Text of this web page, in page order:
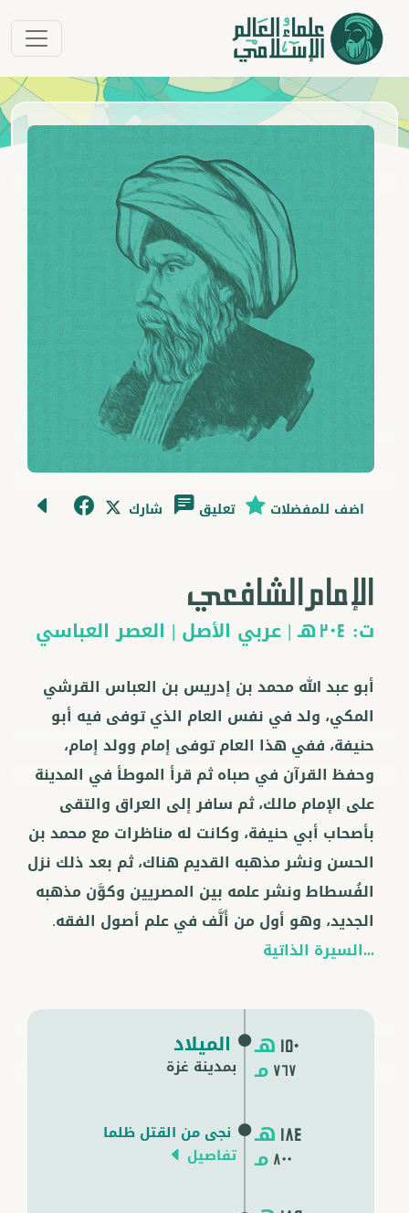
شارك تعليق اضف للمفضلات
الإمام الشافعي
ت: 204هـ | عربي الأصل | العصر العباسي
أبو عبد الله محمد بن إدريس بن العباس القرشي
المكي، ولد في نفس العام الذي توفى فيه أبو
حنيفة، ففي هذا العام توفى إمام وولد إمام،
وحفظ القرآن في صباه ثم قرأ الموطأ في المدينة
على الإمام مالك، ثم سافر إلى العراق والتقى
بأصحاب أبي حنيفة، وكانت له مناظرات مع محمد بن
الحسن ونشر مذهبه القديم هناك، ثم بعد ذلك نزل
الفُسطاط ونشر علمه بين المصريين وكوَّن مذهبه
الجديد، وهو أول من أَلَّف في علم أصول الفقه.
...السيرة الذاتية
هـ 150
مـ 767
الميلاد
بمدينة غزة
هـ 184
مـ 800
نجى من القتل ظلما
تفاصيل